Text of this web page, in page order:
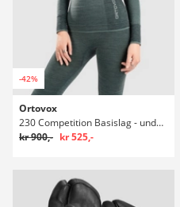
-42%
Ortovox
230 Competition Basislag - undertrøje
kr 900,- kr 525,-